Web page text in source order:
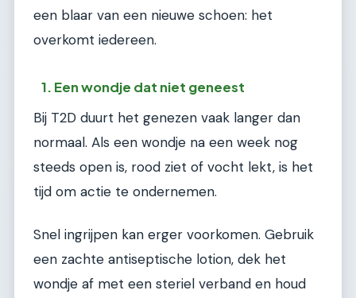
een blaar van een nieuwe schoen: het
overkomt iedereen.
1. Een wondje dat niet geneest
Bij T2D duurt het genezen vaak langer dan
normaal. Als een wondje na een week nog
steeds open is, rood ziet of vocht lekt, is het
tijd om actie te ondernemen.
Snel ingrijpen kan erger voorkomen. Gebruik
een zachte antiseptische lotion, dek het
wondje af met een steriel verband en houd